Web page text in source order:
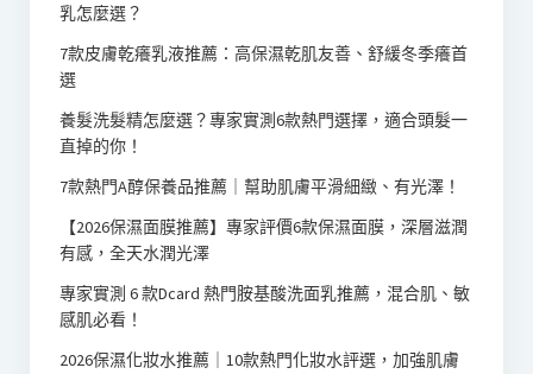
乳怎麼選？
7款皮膚乾癢乳液推薦：高保濕乾肌友善、舒緩冬季癢首
選
養髮洗髮精怎麼選？專家實測6款熱門選擇，適合頭髮一
直掉的你！
7款熱門A醇保養品推薦｜幫助肌膚平滑細緻、有光澤！
【2026保濕面膜推薦】專家評價6款保濕面膜，深層滋潤
有感，全天水潤光澤
專家實測 6 款Dcard 熱門胺基酸洗面乳推薦，混合肌、敏
感肌必看！
2026保濕化妝水推薦｜10款熱門化妝水評選，加強肌膚